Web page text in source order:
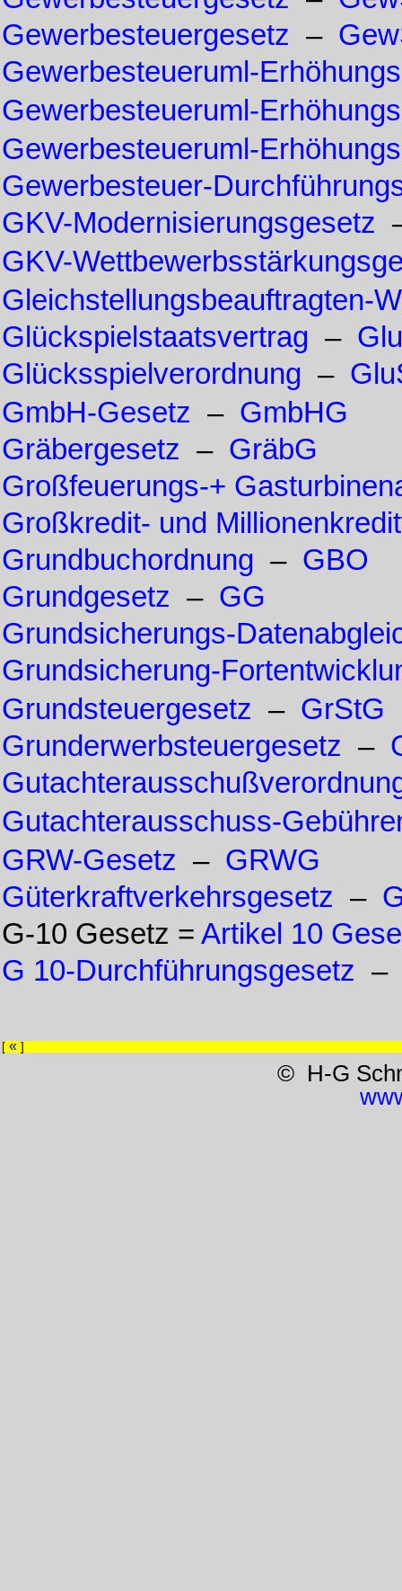
Gewerbesteuergesetz –
Gewerbesteueruml-
Gewerbesteueruml-
Gewerbesteueruml-
Gewerbesteuer-
GKV-Modernisierungsgesetz
GKV-
Gleichstellungsbeauftragten-
Glückspielstaatsvertrag –
Glücksspielverordnung –
GmbH-Gesetz – GmbHG
Gräbergesetz – GräbG
Großfeuerungs-+
Großkredit- und
Grundbuchordnung – GBO
Grundgesetz – GG
Grundsicherungs-
Grundsicherung-
Grundsteuergesetz – GrStG
Grunderwerbsteuergesetz –
Gutachterausschuss-
GRW-Gesetz – GRWG
Güterkraftverkehrsgesetz –
G-10 Gesetz = Artikel 10
G 10-Durchführungsgesetz
[ « ]
© H-G